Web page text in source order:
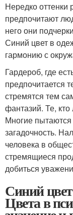
Нередко оттенки
предпочитают
него они
Синий цвет в
гармонию с
Гардероб, где
предпочитается
стремятся тем
фантазий. Те,
Многие
загадочность.
человека в
стремящиеся
добиться
Синий цвет
Цвета в